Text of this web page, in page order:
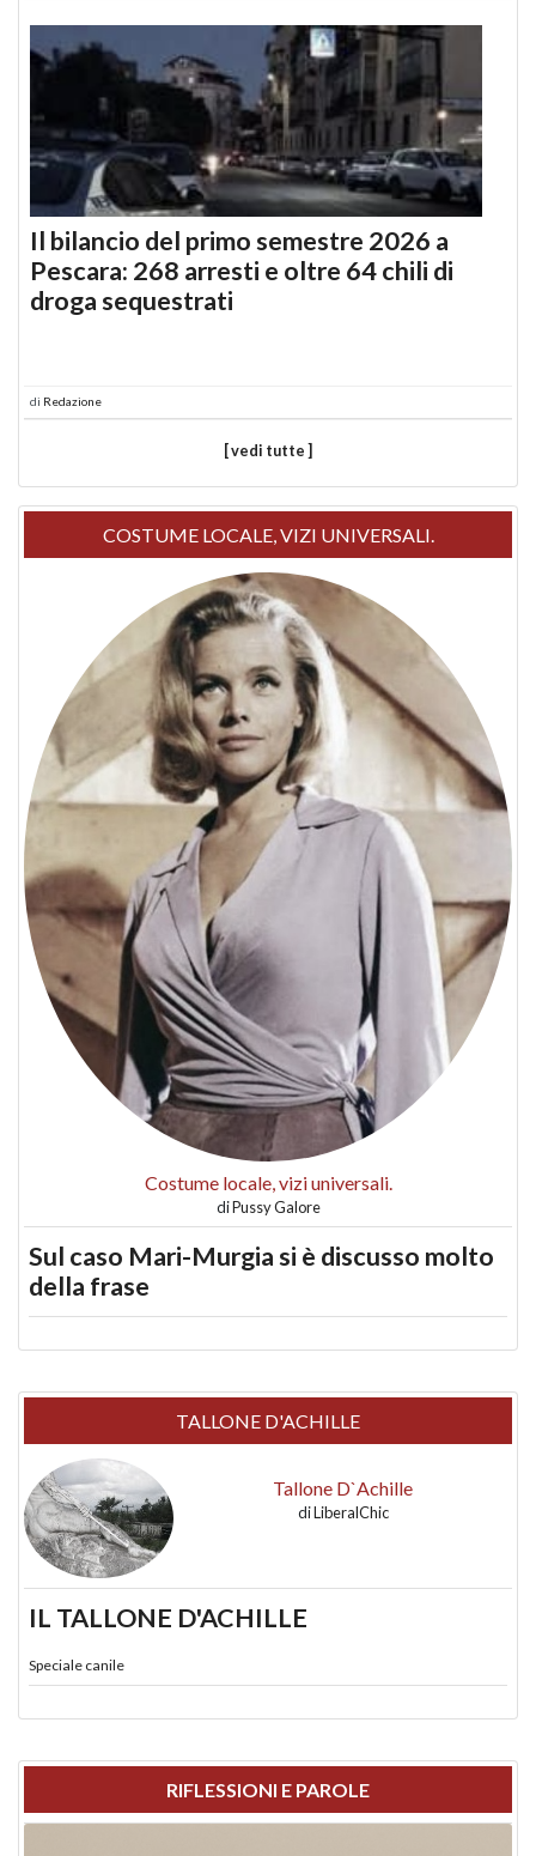
Il bilancio del primo semestre 2026 a
Pescara: 268 arresti e oltre 64 chili di
droga sequestrati
di Redazione
[ vedi tutte ]
COSTUME LOCALE, VIZI UNIVERSALI.
Costume locale, vizi universali.
diPussy Galore
Sul caso Mari-Murgia si è discusso molto
della frase
TALLONE D'ACHILLE
Tallone D`Achille
diLiberalChic
IL TALLONE D'ACHILLE
Speciale canile
RIFLESSIONI E PAROLE